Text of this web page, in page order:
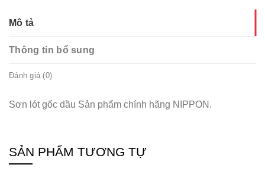
Mô tả
Thông tin bổ sung
Đánh giá (0)
Sơn lót gốc dầu Sản phẩm chính hãng NIPPON.
SẢN PHẨM TƯƠNG TỰ